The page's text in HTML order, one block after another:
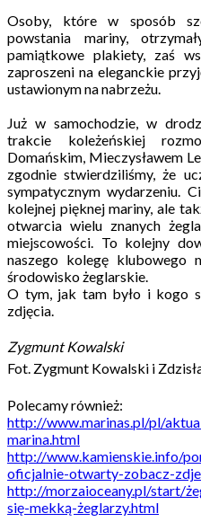
Osoby, które w sposób
powstania mariny,
pamiątkowe plakiety, zaś
zaproszeni na eleganckie
ustawionym na nabrzeżu.
Już w samochodzie, w
trakcie koleżeńskiej
Domańskim, Mieczysławem
zgodnie stwierdziliśmy, że
sympatycznym wydarzeniu.
kolejnej pięknej mariny, ale
otwarcia wielu znanych
miejscowości. To kolejny
naszego kolegę klubowego
środowisko żeglarskie.
O tym, jak tam było i kogo
zdjęcia.
Zygmunt Kowalski
Fot. Zygmunt Kowalski i
Polecamy również:
http://www.marinas.pl/pl/
marina.html
http://www.kamienskie.info/
oficjalnie-otwarty-zobacz-
http://morzaioceany.pl/start/
się-mekką-żeglarzy.html